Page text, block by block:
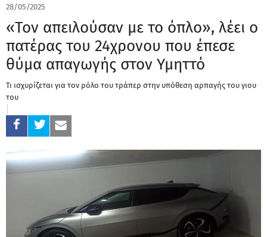
28/05/2025
«Τον απειλούσαν με το όπλο», λέει ο
πατέρας του 24χρονου που έπεσε
θύμα απαγωγής στον Υμηττό
Τι ισχυρίζεται για τον ρόλο του τράπερ στην υπόθεση αρπαγής του γιου
του